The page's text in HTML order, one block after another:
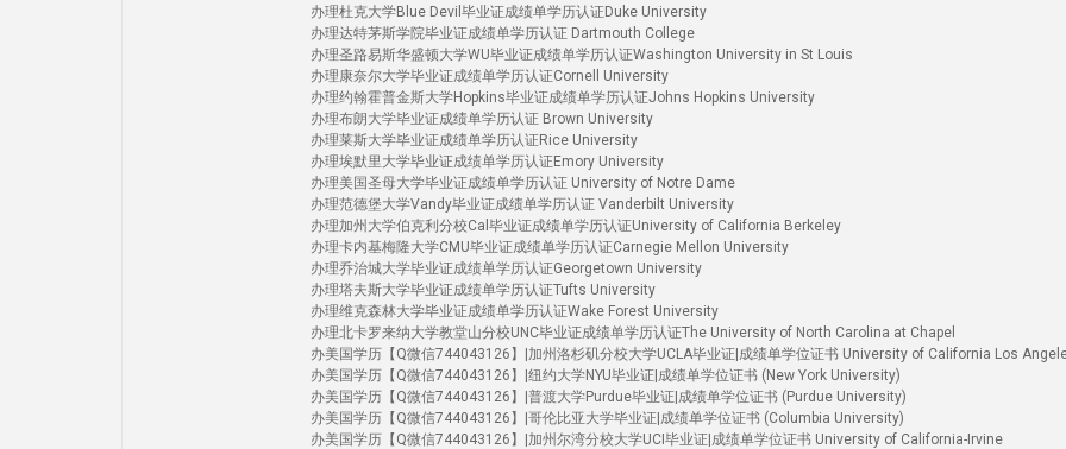
办理杜克大学Blue Devil毕业证成绩单学历认证Duke University
办理达特茅斯学院毕业证成绩单学历认证 Dartmouth College
办理圣路易斯华盛顿大学WU毕业证成绩单学历认证Washington University in St Louis
办理康奈尔大学毕业证成绩单学历认证Cornell University
办理约翰霍普金斯大学Hopkins毕业证成绩单学历认证Johns Hopkins University
办理布朗大学毕业证成绩单学历认证 Brown University
办理莱斯大学毕业证成绩单学历认证Rice University
办理埃默里大学毕业证成绩单学历认证Emory University
办理美国圣母大学毕业证成绩单学历认证 University of Notre Dame
办理范德堡大学Vandy毕业证成绩单学历认证 Vanderbilt University
办理加州大学伯克利分校Cal毕业证成绩单学历认证University of California Berkeley
办理卡内基梅隆大学CMU毕业证成绩单学历认证Carnegie Mellon University
办理乔治城大学毕业证成绩单学历认证Georgetown University
办理塔夫斯大学毕业证成绩单学历认证Tufts University
办理维克森林大学毕业证成绩单学历认证Wake Forest University
办理北卡罗来纳大学教堂山分校UNC毕业证成绩单学历认证The University of North Carolina at Chapel
办美国学历【Q微信744043126】|加州洛杉矶分校大学UCLA毕业证|成绩单学位证书 University of California Los
办美国学历【Q微信744043126】|纽约大学NYU毕业证|成绩单学位证书 (New York University)
办美国学历【Q微信744043126】|普渡大学Purdue毕业证|成绩单学位证书 (Purdue University)
办美国学历【Q微信744043126】|哥伦比亚大学毕业证|成绩单学位证书 (Columbia University)
办美国学历【Q微信744043126】|加州尔湾分校大学UCI毕业证|成绩单学位证书 University of California-Irvine